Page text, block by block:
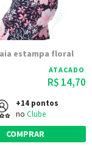
estampa floral
ATACADO
R$ 14,70
+14 pontos
no Clube
COMPRAR